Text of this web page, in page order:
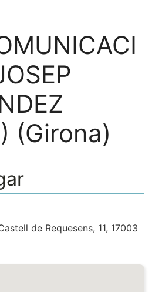
(Girona)
de Requesens, 11, 17003